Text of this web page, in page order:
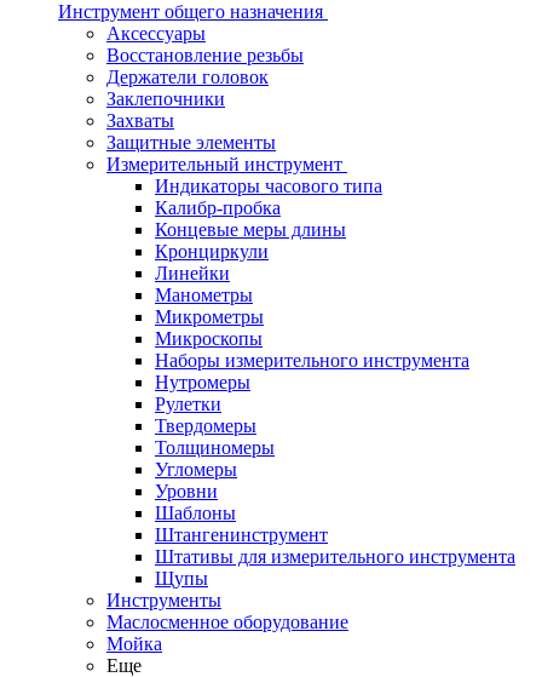
Инструмент общего назначения
Аксессуары
Восстановление резьбы
Держатели головок
Заклепочники
Захваты
Защитные элементы
Измерительный инструмент
Индикаторы часового типа
Калибр-пробка
Концевые меры длины
Кронциркули
Линейки
Манометры
Микрометры
Микроскопы
Наборы измерительного инструмента
Нутромеры
Рулетки
Твердомеры
Толщиномеры
Угломеры
Уровни
Шаблоны
Штангенинструмент
Штативы для измерительного инструмента
Щупы
Инструменты
Маслосменное оборудование
Мойка
Еще